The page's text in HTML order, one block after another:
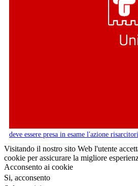
deve essere presa in esame l'azione
Visitando il nostro sito Web l'utente
cookie per assicurare la migliore
Acconsento ai cookie
Si, acconsento